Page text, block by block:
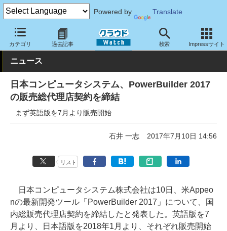
Powered by Translate
カテゴリ 過去記事 検索 Impressサイト
クラウド Watch サービス・ソフト ソフトウェア 開発関連
ニュース
日本コンピュータシステム、PowerBuilder 2017
の販売総代理店契約を締結
まず英語版を7月より販売開始
石井 一志 2017年7月10日 14:56
リスト
日本コンピュータシステム株式会社は10日、米Appeo
nの最新開発ツール「PowerBuilder 2017」について、国
内総販売代理店契約を締結したと発表した。英語版を7
月より、日本語版を2018年1月より、それぞれ販売開始